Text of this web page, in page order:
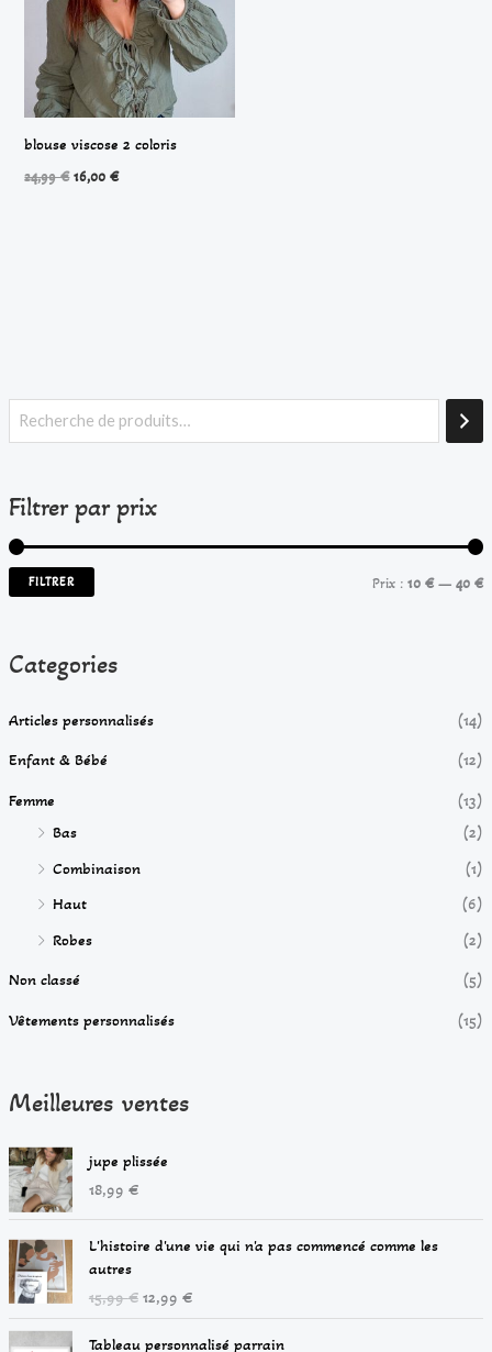
Filtrer par prix
r
i
r
a
FILTRER Prix :10 €—40 €
Categories
Articles personnalisés (14)
Enfant & Bébé (12)
Femme
(13)
Bas
(2)
Combinaison
(1)
Haut
(6)
Robes
(2)
Non classé (5)
Vêtements personnalisés (15)
Meilleures ventes
jupe plissée
18,99 €
L'histoire d'une vie qui n'a pas commencé comme les
autres
15,99€ r12,99 €r
Tableau personnalisé parrain
blouse viscose 2 coloris
24,99€ 16,00€